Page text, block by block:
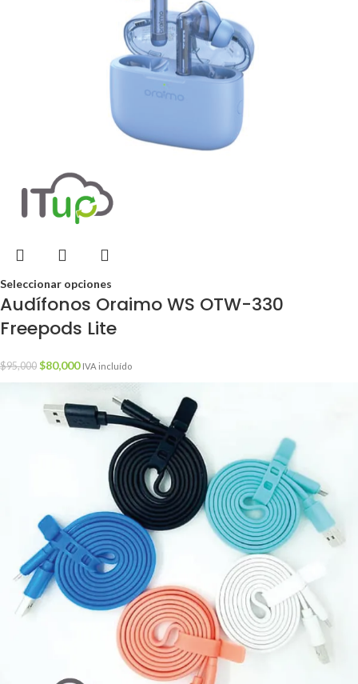
Seleccionar opciones
Audífonos Oraimo WS OTW-330
Freepods Lite
$95,000 $80,000 IVA incluído